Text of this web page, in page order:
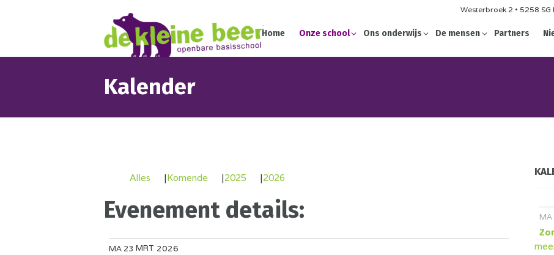
Westerbroek 2 • 5258
Home Onze school Ons onderwijs De mensen Partners
Kalender
Alles Komende 2025 2026
Evenement details:
MA 23 MRT 2026
MA